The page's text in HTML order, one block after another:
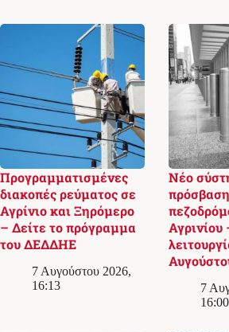
Προγραμματισμένες
διακοπές ρεύματος σε
Αγρίνιο και Ξηρόμερο
– Δείτε το πρόγραμμα
του ΔΕΔΔΗΕ
7 Αυγούστου 2026,
16:13
Νέο
Αγρινίου
7
16:00